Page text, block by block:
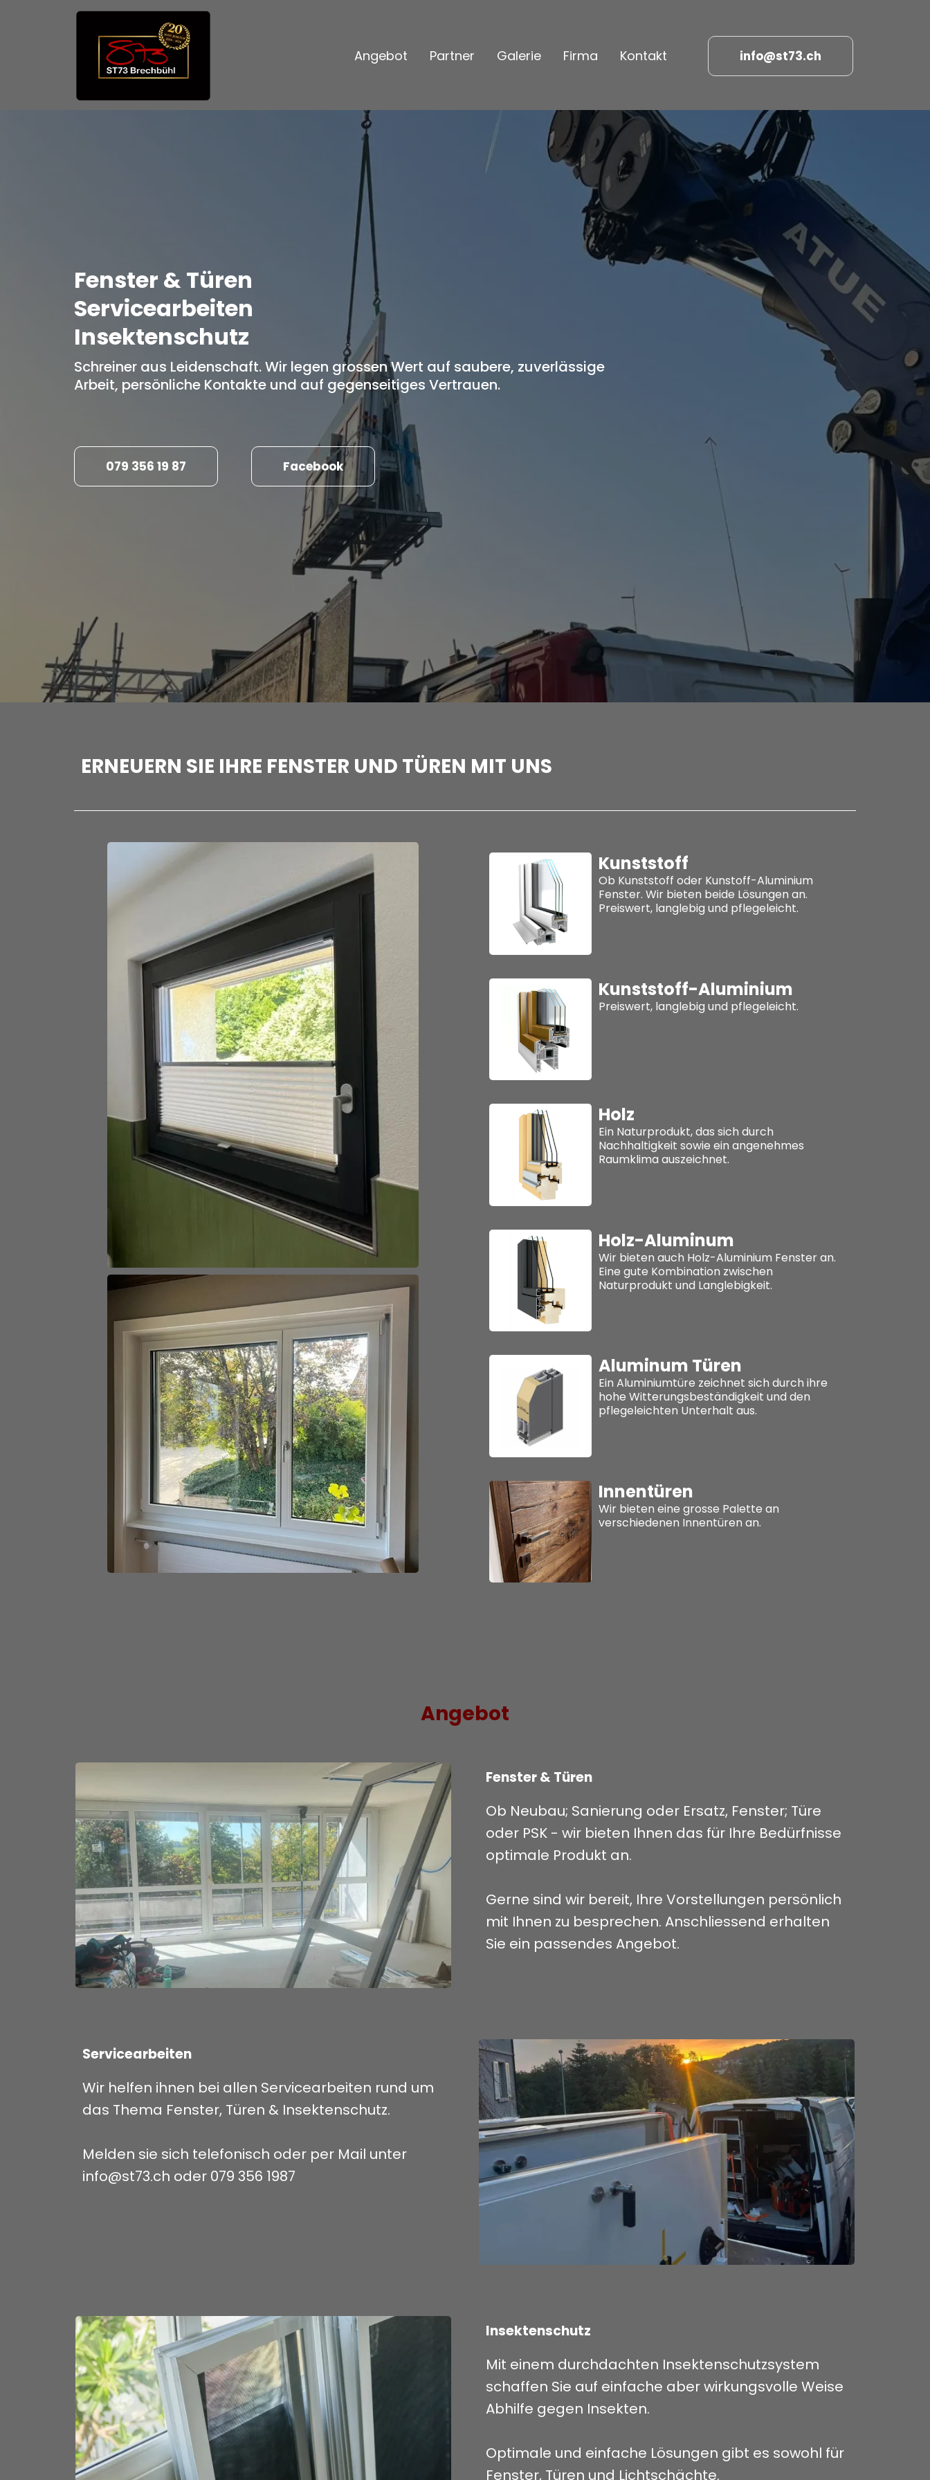
Angebot Partner Galerie Firma Kontakt info@st73.ch
Fenster & Türen
Servicearbeiten
Insektenschutz
Schreiner aus Leidenschaft. Wir legen grossen Wert auf saubere, zuverlässige
Arbeit, persönliche Kontakte und auf gegenseitiges Vertrauen.
079 356 19 87 Facebook
ERNEUERN SIE IHRE FENSTER UND TÜREN MIT UNS
Kunststoff
Ob Kunststoff oder Kunstoff-Aluminium
Fenster. Wir bieten beide Lösungen an.
Preiswert, langlebig und pflegeleicht.
Kunststoff-Aluminium
Preiswert, langlebig und pflegeleicht.
Holz
Ein Naturprodukt, das sich durch
Nachhaltigkeit sowie ein angenehmes
Raumklima auszeichnet.
Holz-Aluminum
Wir bieten auch Holz-Aluminium Fenster an.
Eine gute Kombination zwischen
Naturprodukt und Langlebigkeit.
Aluminum Türen
Ein Aluminiumtüre zeichnet sich durch ihre
hohe Witterungsbeständigkeit und den
pflegeleichten Unterhalt aus.
Innentüren
Wir bieten eine grosse Palette an
verschiedenen Innentüren an.
Angebot
Fenster & Türen
Ob Neubau; Sanierung oder Ersatz, Fenster; Türe
oder PSK - wir bieten Ihnen das für Ihre Bedürfnisse
optimale Produkt an.
Gerne sind wir bereit, Ihre Vorstellungen persönlich
mit Ihnen zu besprechen. Anschliessend erhalten
Sie ein passendes Angebot.
Servicearbeiten
Wir helfen ihnen bei allen Servicearbeiten rund um
das Thema Fenster, Türen & Insektenschutz.
Melden sie sich telefonisch oder per Mail unter
info@st73.ch oder 079 356 1987
Insektenschutz
Mit einem durchdachten Insektenschutzsystem
schaffen Sie auf einfache aber wirkungsvolle Weise
Abhilfe gegen Insekten.
Optimale und einfache Lösungen gibt es sowohl für
Fenster, Türen und Lichtschächte.